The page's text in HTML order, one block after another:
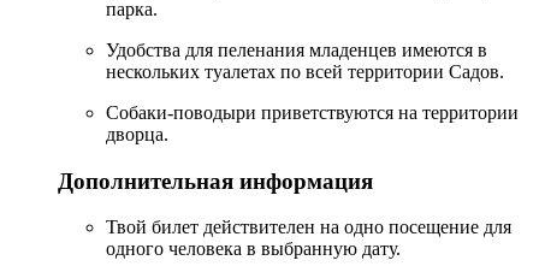
парка.
Удобства для пеленания младенцев имеются в
нескольких туалетах по всей территории Садов.
Собаки-поводыри приветствуются на территории
дворца.
Дополнительная информация
Твой билет действителен на одно посещение для
одного человека в выбранную дату.